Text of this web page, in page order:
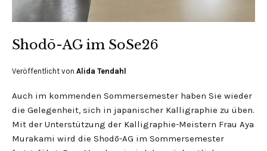
Shodō-AG im SoSe26
Veröffentlicht von Alida Tendahl
Auch im kommenden Sommersemester haben Sie wieder
die Gelegenheit, sich in japanischer Kalligraphie zu üben.
Mit der Unterstützung der Kalligraphie-Meistern Frau Aya
Murakami wird die Shodō-AG im Sommersemester